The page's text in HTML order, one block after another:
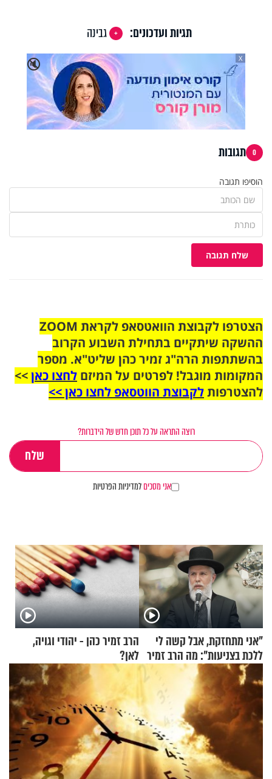
תגיות ועדכונים:
גבינה
🔇
X
0 תגובות
הוסיפו תגובה
שלח תגובה
הצטרפו לקבוצת הוואטסאפ לקראת ZOOM
ההשקה שיתקיים בתחילת השבוע הקרוב
בהשתתפות הרה"ג זמיר כהן שליט"א. מספר
המקומות מוגבל! לפרטים על המיזם לחצו כאן>>
להצטרפותלקבוצת הווטסאפ לחצו כאן >>
רוצה התראה על כל תוכן חדש של הידברות?
אני מסכיםלמדיניות הפרטיות
"אני מתחזקת, אבל קשה לי
ללכת בצניעות": מה הרב זמיר
כהן המליץ לה לעשות?
הרב זמיר כהן - יהודי וגויה,
לאן?